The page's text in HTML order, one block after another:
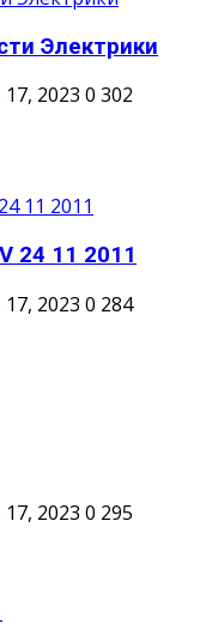
Электрики
2023 0 302
24 11 2011
2023 0 284
2023 0 295